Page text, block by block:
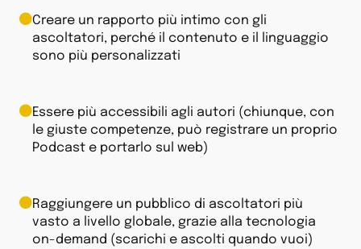
Creare un rapporto più intimo con gli
ascoltatori, perché il contenuto e il linguaggio
sono più personalizzati
Essere più accessibili agli autori (chiunque, con
le giuste competenze, può registrare un proprio
Podcast e portarlo sul web)
Raggiungere un pubblico di ascoltatori più
vasto a livello globale, grazie alla tecnologia
on-demand (scarichi e ascolti quando vuoi)